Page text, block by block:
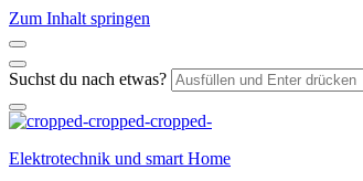
Zum Inhalt springen
Suchst du nach etwas?
Elektrotechnik und smart Home